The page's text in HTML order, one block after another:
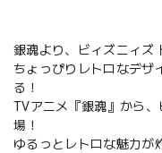
銀魂より、ビィズニィズ
ちょっぴりレトロなデザ
る！
TVアニメ『銀魂』から
場！
ゆるっとレトロな魅力が